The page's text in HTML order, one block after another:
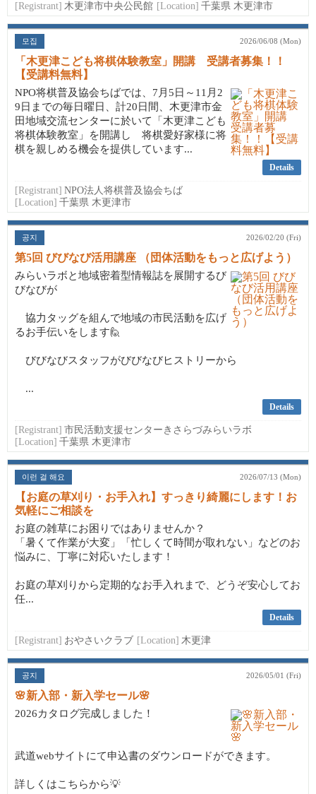
[Registrant] 木更津市中央公民館 [Location] 千葉県 木更津市
모집 2026/06/08 (Mon)
「木更津こども将棋体験教室」開講 受講者募集！！
【受講料無料】
NPO将棋普及協会ちばでは、7月5日～11月2
9日までの毎日曜日、計20日間、木更津市金
田地域交流センターに於いて「木更津こども
将棋体験教室」を開講し 将棋愛好家様に将
棋を親しめる機会を提供しています...
Details
[Registrant] NPO法人将棋普及協会ちば
[Location] 千葉県 木更津市
공지 2026/02/20 (Fri)
第5回 びびなび活用講座 （団体活動をもっと広げよう）
みらいラボと地域密着型情報誌を展開するび
びなびが
協力タッグを組んで地域の市民活動を広げ
るお手伝いをします🙋
びびなびスタッフがびびなびヒストリーから
...
Details
[Registrant] 市民活動支援センターきさらづみらいラボ
[Location] 千葉県 木更津市
이런 걸 해요 2026/07/13 (Mon)
【お庭の草刈り・お手入れ】すっきり綺麗にします！お
気軽にご相談を
お庭の雑草にお困りではありませんか？
「暑くて作業が大変」「忙しくて時間が取れない」などのお
悩みに、丁寧に対応いたします！
お庭の草刈りから定期的なお手入れまで、どうぞ安心してお
任...
Details
[Registrant] おやさいクラブ [Location] 木更津
공지 2026/05/01 (Fri)
🌸新入部・新入学セール🌸
2026カタログ完成しました！
武道webサイトにて申込書のダウンロードができます。
詳しくはこちらから💡